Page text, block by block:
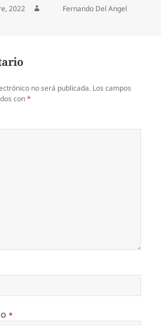
2022
Fernando Del Angel
no será publicada. Los campos
con*
*